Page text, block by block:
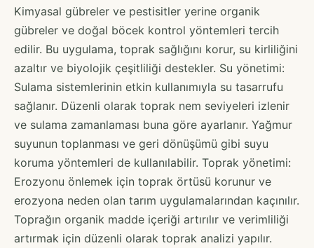
Kimyasal gübreler ve pestisitler yerine organik
gübreler ve doğal böcek kontrol yöntemleri tercih
edilir. Bu uygulama, toprak sağlığını korur, su kirliliğini
azaltır ve biyolojik çeşitliliği destekler. Su yönetimi:
Sulama sistemlerinin etkin kullanımıyla su tasarrufu
sağlanır. Düzenli olarak toprak nem seviyeleri izlenir
ve sulama zamanlaması buna göre ayarlanır. Yağmur
suyunun toplanması ve geri dönüşümü gibi suyu
koruma yöntemleri de kullanılabilir. Toprak yönetimi:
Erozyonu önlemek için toprak örtüsü korunur ve
erozyona neden olan tarım uygulamalarından kaçınılır.
Toprağın organik madde içeriği artırılır ve verimliliği
artırmak için düzenli olarak toprak analizi yapılır.